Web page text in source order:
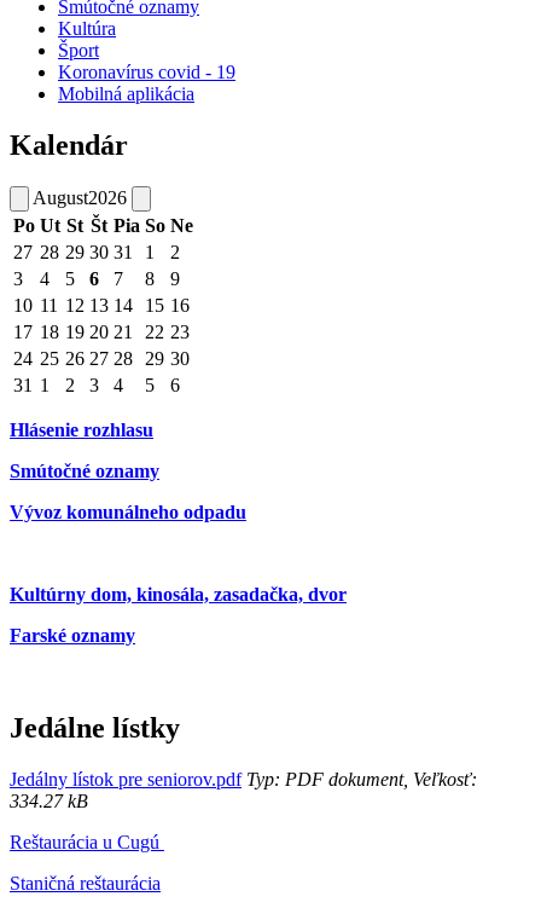
Smútočné oznamy
Kultúra
Šport
Koronavírus covid - 19
Mobilná aplikácia
Kalendár
August2026
Po Ut St Št Pia So Ne
27 28 29 30 31 1
2
3
4 5 6 7 8
9
10 11 12 13 14 15 16
17 18 19 20 21 22 23
24 25 26 27 28 29 30
31 1 2 3 4 5 6
Hlásenie rozhlasu
Smútočné oznamy
Vývoz komunálneho odpadu
Kultúrny dom, kinosála, zasadačka, dvor
Farské oznamy
Jedálne lístky
Jedálny lístok pre seniorov.pdfTyp: PDF dokument, Veľkosť:
334.27 kB
Reštaurácia u Cugú
Staničná reštaurácia